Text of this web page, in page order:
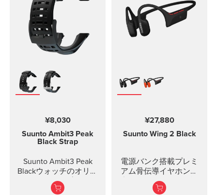
スシステムにより特別
な工具なしで...
¥8,030
Suunto Ambit3 Peak
Black Strap
Suunto Ambit3 Peak
Blackウォッチのオリジ
ナルストラップです。
サイズ6のIP Torx Plusス
¥27,880
Suunto Wing 2 Black
電源バンク搭載プレミ
アム骨伝導イヤホン。
安全な冒険のための設
計 - 毎日、あらゆる天候